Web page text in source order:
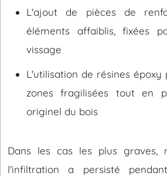
L'ajout de pièces de
éléments affaiblis, fixées
vissage
L'utilisation de résines époxy
zones fragilisées tout en
originel du bois
Dans les cas les plus graves,
l'infiltration a persisté